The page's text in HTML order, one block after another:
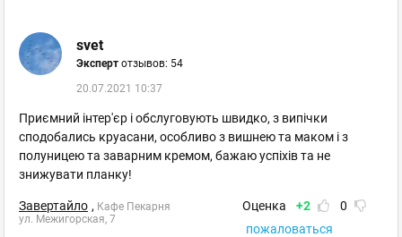
svet
Эксперт отзывов: 54
20.07.2021 10:37
Приємний інтер'єр і обслуговують швидко, з випічки
сподобались круасани, особливо з вишнею та маком і з
полуницею та заварним кремом, бажаю успіхів та не
знижувати планку!
Завертайло , Кафе Пекарня
ул. Межигорская, 7
Оценка +2
0
пожаловаться